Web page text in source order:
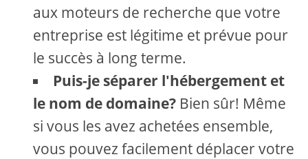
aux moteurs de recherche que votre
entreprise est légitime et prévue pour
le succès à long terme.
Puis-je séparer l'hébergement et
le nom de domaine? Bien sûr! Même
si vous les avez achetées ensemble,
vous pouvez facilement déplacer votre